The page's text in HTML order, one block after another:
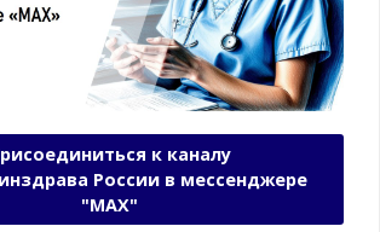
к каналу
России в мессенджере
"МАХ"